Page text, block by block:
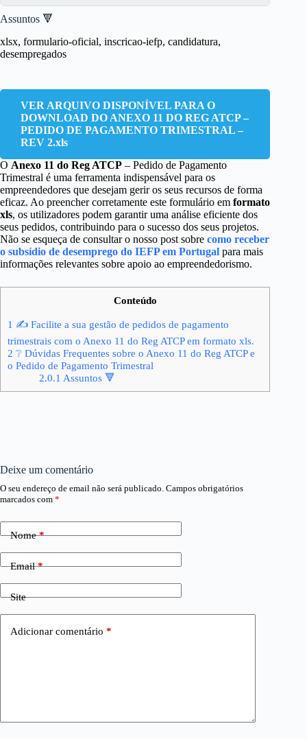
Assuntos 🔻
xlsx, formulario-oficial, inscricao-iefp, candidatura,
desempregados
VER ARQUIVO DISPONÍVEL PARA O
DOWNLOAD DO ANEXO 11 DO REG ATCP –
PEDIDO DE PAGAMENTO TRIMESTRAL –
REV 2.xls
O Anexo 11 do Reg ATCP – Pedido de Pagamento
Trimestral é uma ferramenta indispensável para os
empreendedores que desejam gerir os seus recursos de forma
eficaz. Ao preencher corretamente este formulário em formato
xls, os utilizadores podem garantir uma análise eficiente dos
seus pedidos, contribuindo para o sucesso dos seus projetos.
Não se esqueça de consultar o nosso post sobre como receber
o subsídio de desemprego do IEFP em Portugal para mais
informações relevantes sobre apoio ao empreendedorismo.
Conteúdo
1 ✍ Facilite a sua gestão de pedidos de pagamento
trimestrais com o Anexo 11 do Reg ATCP em formato xls.
2 ❔ Dúvidas Frequentes sobre o Anexo 11 do Reg ATCP e
o Pedido de Pagamento Trimestral
2.0.1 Assuntos 🔻
Deixe um comentário
O seu endereço de email não será publicado. Campos obrigatórios
marcados com *
Nome*
Email*
Site
Adicionar comentário *